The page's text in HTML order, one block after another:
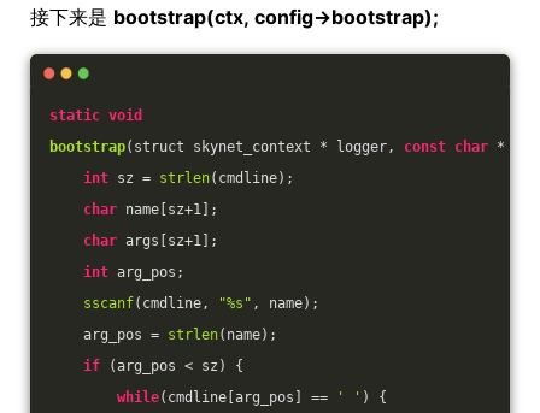
接下来是 bootstrap(ctx, config->bootstrap);
static void
bootstrap(struct skynet_context * logger, const char *
int sz = strlen(cmdline);
char name[sz+1 ];
char args[sz+1 ];
int arg_pos;
sscanf(cmdline, "%s" , name);
arg_pos = strlen(name);
if (arg_pos < sz) {
while(cmdline[arg_pos] == ' ' ) {